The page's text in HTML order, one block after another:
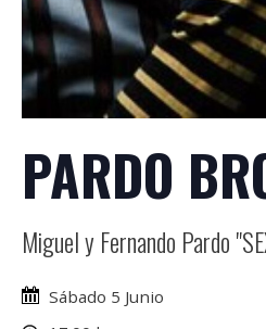
PARDO
Miguel y Fernando Pardo
Sábado 5 Junio